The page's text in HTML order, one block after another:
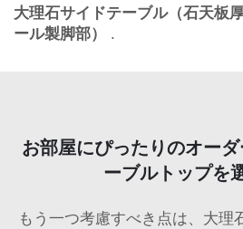
大理石サイドテーブル（石天板
ール製脚部） .
お部屋にぴったりのオー
ーブルトップを
もう一つ考慮すべき点は、大理